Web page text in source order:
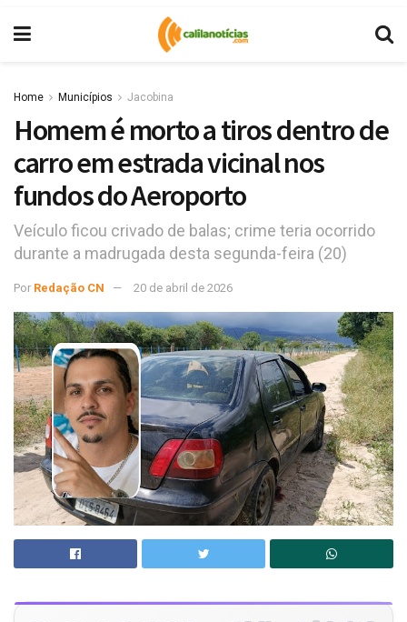
Home Municípios Jacobina
Homem é morto a tiros dentro de
carro em estrada vicinal nos
fundos do Aeroporto
Veículo ficou crivado de balas; crime teria ocorrido
durante a madrugada desta segunda-feira (20)
Por Redação CN 20 de abril de 2026